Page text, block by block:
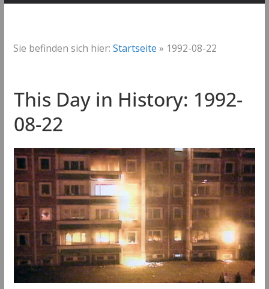
Sie befinden sich hier: Startseite » 1992-08-22
This Day in History: 1992-
08-22